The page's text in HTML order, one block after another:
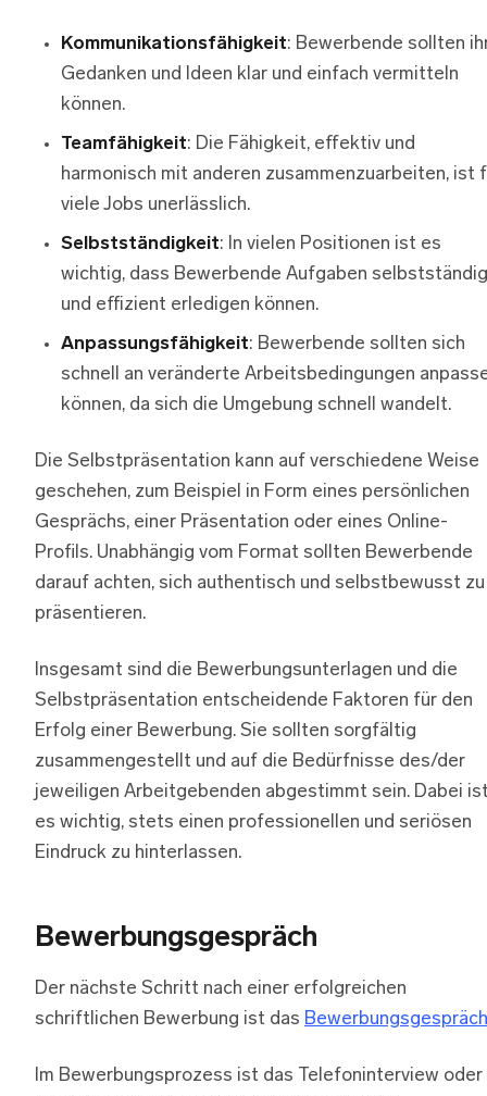
Kommunikationsfähigkeit: Bewerbende sollten
Gedanken und Ideen klar und einfach vermitteln
können.
Teamfähigkeit: Die Fähigkeit, effektiv und
harmonisch mit anderen zusammenzuarbeiten, ist
viele Jobs unerlässlich.
Selbstständigkeit: In vielen Positionen ist es
wichtig, dass Bewerbende Aufgaben selbstständig
und effizient erledigen können.
Anpassungsfähigkeit: Bewerbende sollten sich
schnell an veränderte Arbeitsbedingungen
können, da sich die Umgebung schnell wandelt.
Die Selbstpräsentation kann auf verschiedene Weise
geschehen, zum Beispiel in Form eines persönlichen
Gesprächs, einer Präsentation oder eines Online-
Profils. Unabhängig vom Format sollten Bewerbende
darauf achten, sich authentisch und selbstbewusst zu
präsentieren.
Insgesamt sind die Bewerbungsunterlagen und die
Selbstpräsentation entscheidende Faktoren für den
Erfolg einer Bewerbung. Sie sollten sorgfältig
zusammengestellt und auf die Bedürfnisse des/der
jeweiligen Arbeitgebenden abgestimmt sein. Dabei
es wichtig, stets einen professionellen und seriösen
Eindruck zu hinterlassen.
Bewerbungsgespräch
Der nächste Schritt nach einer erfolgreichen
schriftlichen Bewerbung ist das Bewerbungsgespräch
Im Bewerbungsprozess ist das Telefoninterview oder